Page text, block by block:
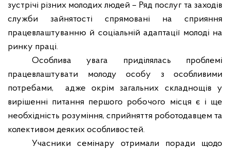
зустрічі різних молодих людей – Ряд послуг та заходів
служби зайнятості спрямовані на сприяння
працевлаштуванню й соціальній адаптації молоді на
ринку праці.
Особлива увага приділялась проблемі
працевлаштувати молоду особу з особливими
потребами,
адже окрім загальних складнощів у
вирішенні питання першого робочого місця є і ще
необхідність розуміння, сприйняття роботодавцем та
колективом деяких особливостей.
Учасники семінару отримали поради щодо